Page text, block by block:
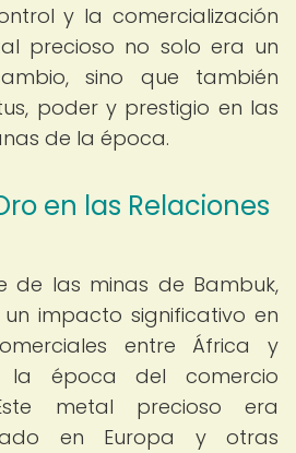
y la comercialización
precioso no solo era un
sino que también
poder y prestigio en las
de la época.
en las Relaciones
de las minas de Bambuk,
impacto significativo en
entre África y
la época del comercio
metal precioso era
en Europa y otras